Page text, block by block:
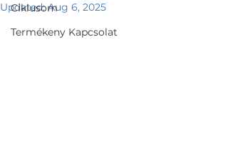
Ciklusom
Termékeny Kapcsolat
Updated:Aug 6, 2025